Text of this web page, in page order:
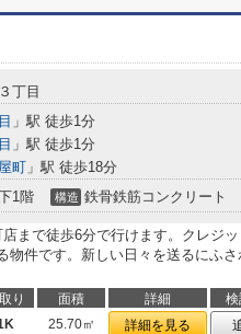
３丁目
」駅 徒歩1分
」駅 徒歩1分
町 」駅 徒歩18分
1階 構造 鉄骨鉄筋コンクリート
まで徒歩6分で行けます。クレジ
物件です。新しい日々を送るにふさ
り 面積 詳細
検
25.70㎡ 詳細を見る